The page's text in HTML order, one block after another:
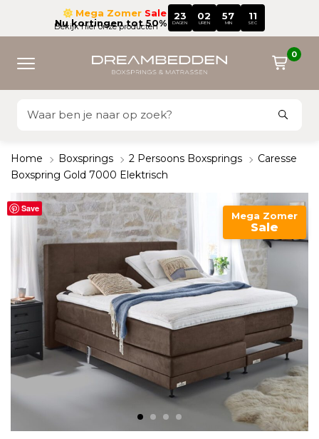
Mega Zomer Sale
Nu kortingen tot 50%
23
DAGEN
02
UREN
57
MIN
09
SEC
Bekijk hier onze producten
0
Home Boxsprings 2 Persoons Boxsprings
Caresse
Boxspring Gold 7000 Elektrisch
Mega Zomer
Sale
Save